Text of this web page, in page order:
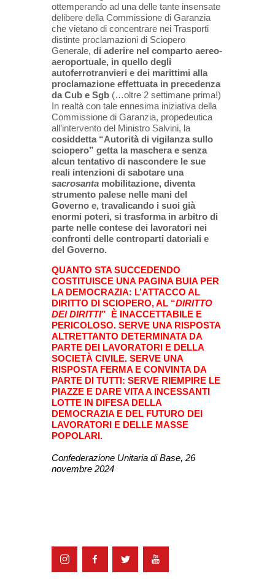
ottemperando ad una delle tante insensate
delibere della Commissione di Garanzia
che vietano di concentrare nei Trasporti
distinte proclamazioni di Sciopero
Generale, di aderire nel comparto aereo-
aeroportuale, in quello degli
autoferrotranvieri e dei marittimi alla
proclamazione effettuata in precedenza
da Cub e Sgb (…oltre 2 settimane prima!)
In realtà con tale ennesima iniziativa della
Commissione di Garanzia, propedeutica
all’intervento del Ministro Salvini, la
cosiddetta “Autorità di vigilanza sullo
sciopero” getta la maschera e senza
alcun tentativo di nascondere le sue
reali intenzioni di sabotare una
sacrosanta mobilitazione, diventa
strumento palese nelle mani del
Governo e, travalicando i suoi già
enormi poteri, si trasforma in arbitro di
parte nelle contese dei lavoratori nei
confronti delle controparti datoriali e
del Governo.
QUANTO STA SUCCEDENDO
COSTITUISCE UNA PAGINA BUIA PER
LA DEMOCRAZIA: L’ATTACCO AL
DIRITTO DI SCIOPERO, AL “DIRITTO
DEI DIRITTI” È INACCETTABILE E
PERICOLOSO. SERVE UNA RISPOSTA
ALTRETTANTO DETERMINATA DA
PARTE DEI LAVORATORI E DELLA
SOCIETÀ CIVILE. SERVE UNA
RISPOSTA FERMA E CONVINTA DA
PARTE DI TUTTI: SERVE RIEMPIRE LE
PIAZZE E DARE VITA A INCESSANTI
LOTTE IN DIFESA DELLA
DEMOCRAZIA E DEL FUTURO DEI
LAVORATORI E DELLE MASSE
POPOLARI.
Confederazione Unitaria di Base, 26
novembre 2024